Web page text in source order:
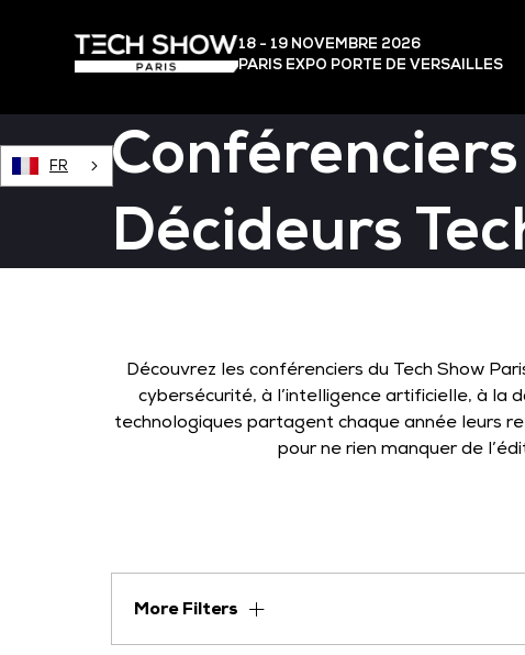
18 - 19 NOVEMBRE 2026
PARIS EXPO PORTE DE VERSAILLES
FR
Décideurs
Découvrez les conférenciers du Tech Show
cybersécurité, à l’intelligence artificielle, à la
technologiques partagent chaque année leurs
pour ne rien manquer de
More Filters